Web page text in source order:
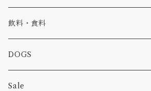
食品
バイク
カー
バッグ
小物
パンツ
ステッカー
ピン
飲料・食料
コーヒー
食べ物
DOGS
Sale